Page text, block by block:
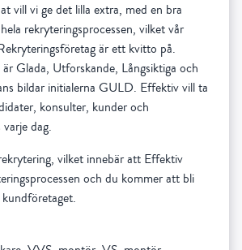
vill vi ge det lilla extra, med en bra
rekryteringsprocessen, vilket vår
är ett kvitto på.
Glada, Utforskande, Långsiktiga och
bildar initialerna GULD. Effektiv vill ta
konsulter, kunder och
dag.
vilket innebär att Effektiv
och du kommer att bli